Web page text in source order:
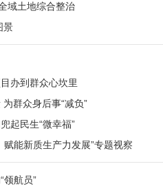
域土地综合整治
景
办到群众心坎里
群众身后事“减负”
起民生“微幸福”
能新质生产力发展”专题视察
领航员”